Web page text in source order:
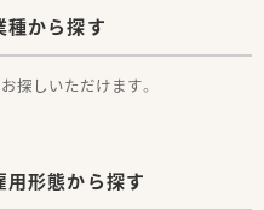
て、まずは店舗の管理薬剤師様
を学び、フランチャイズ契約では
ります。独立後も経営面でのご相
ループ研修会への参加も可能で
康診断の費用負担、お薬代のサ
厚生もご用意されています。
種から探す
探しいただけます。
形態から探す